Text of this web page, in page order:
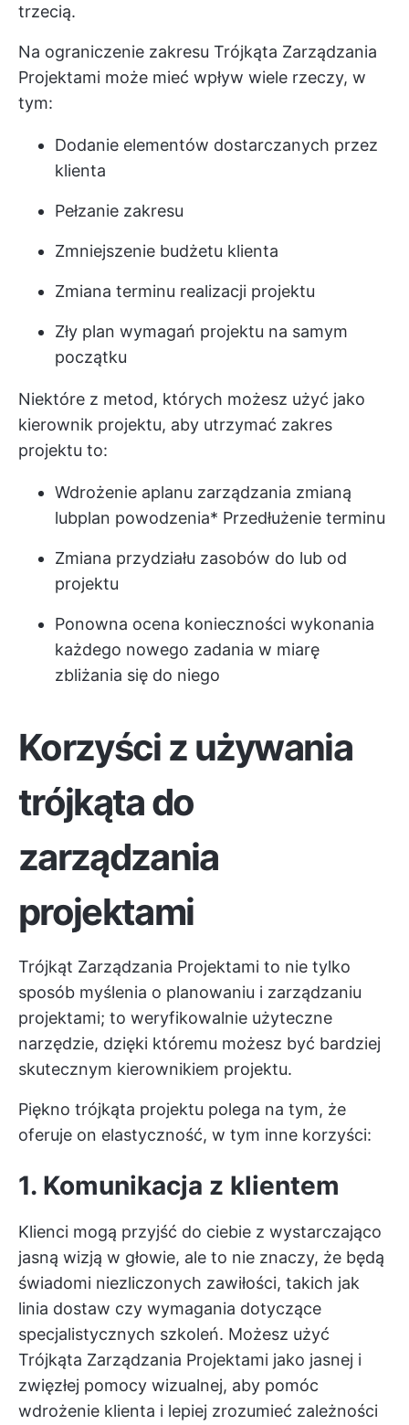
trzecią.
Na ograniczenie zakresu Trójkąta Zarządzania
Projektami może mieć wpływ wiele rzeczy, w
tym:
Dodanie elementów dostarczanych przez
klienta
Pełzanie zakresu
Zmniejszenie budżetu klienta
Zmiana terminu realizacji projektu
Zły plan wymagań projektu na samym
początku
Niektóre z metod, których możesz użyć jako
kierownik projektu, aby utrzymać zakres
projektu to:
Wdrożenie aplanu zarządzania zmianą
lubplan powodzenia* Przedłużenie terminu
Zmiana przydziału zasobów do lub od
projektu
Ponowna ocena konieczności wykonania
każdego nowego zadania w miarę
zbliżania się do niego
Korzyści z używania
trójkąta do
zarządzania
projektami
Trójkąt Zarządzania Projektami to nie tylko
sposób myślenia o planowaniu i zarządzaniu
projektami; to weryfikowalnie użyteczne
narzędzie, dzięki któremu możesz być bardziej
skutecznym kierownikiem projektu.
Piękno trójkąta projektu polega na tym, że
oferuje on elastyczność, w tym inne korzyści:
1. Komunikacja z klientem
Klienci mogą przyjść do ciebie z wystarczająco
jasną wizją w głowie, ale to nie znaczy, że będą
świadomi niezliczonych zawiłości, takich jak
linia dostaw czy wymagania dotyczące
specjalistycznych szkoleń. Możesz użyć
Trójkąta Zarządzania Projektami jako jasnej i
zwięzłej pomocy wizualnej, aby pomóc
wdrożenie klienta i lepiej zrozumieć zależności